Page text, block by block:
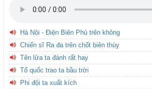
Hà Nội - Điện Biên Phủ trên không
Chiến sĩ Ra đa trên chốt biên thùy
Tên lửa ta đánh rất hay
Tổ quốc trao ta bầu trời
Phi đội ta xuất kích